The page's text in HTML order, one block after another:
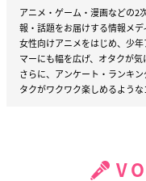
アニメ・ゲーム・漫画などの2
報・話題をお届けする情報メデ
女性向けアニメをはじめ、少
マーにも幅を広げ、オタクが気
さらに、アンケート・ランキ
タクがワクワク楽しめるような